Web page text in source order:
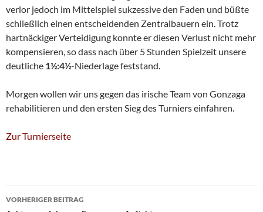
verlor jedoch im Mittelspiel sukzessive den Faden und büßte
schließlich einen entscheidenden Zentralbauern ein. Trotz
hartnäckiger Verteidigung konnte er diesen Verlust nicht mehr
kompensieren, so dass nach über 5 Stunden Spielzeit unsere
deutliche 1½:4½-Niederlage feststand.
Morgen wollen wir uns gegen das irische Team von Gonzaga
rehabilitieren und den ersten Sieg des Turniers einfahren.
Zur Turnierseite
Beitragsnavigation
VORHERIGER BEITRAG